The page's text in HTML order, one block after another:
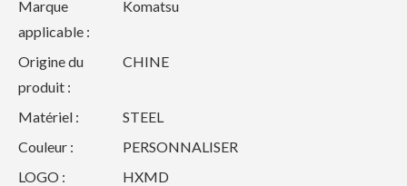
Marque
applicable :
Komatsu
Origine du
produit :
CHINE
Matériel :
STEEL
Couleur :
PERSONNALISER
LOGO :
HXMD